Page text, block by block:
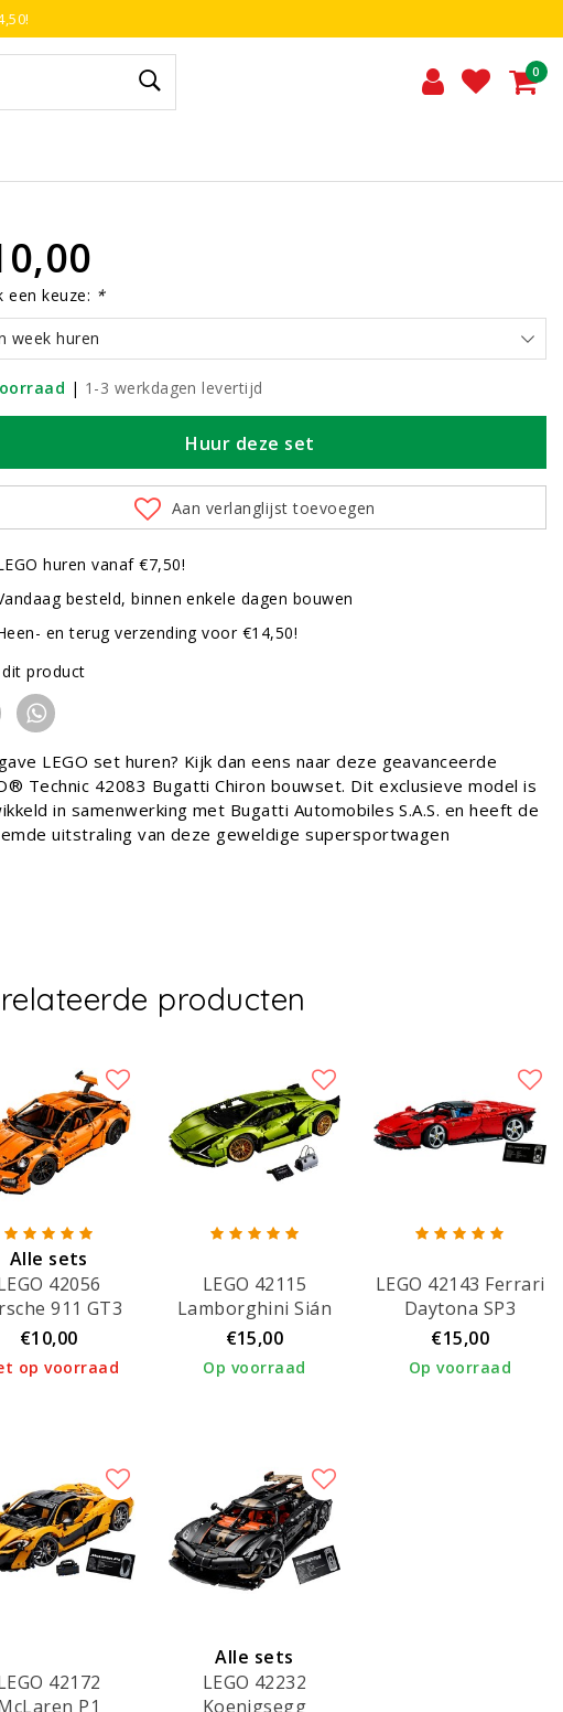
0
een keuze: *
week huren
| 1-3 werkdagen levertijd
Huur deze set
Aan verlanglijst toevoegen
huren vanaf €7,50!
besteld, binnen enkele dagen bouwen
en terug verzending voor €14,50!
product
LEGO set huren? Kijk dan eens naar deze geavanceerde
Technic 42083 Bugatti Chiron bouwset. Dit exclusieve model is
in samenwerking met Bugatti Automobiles S.A.S. en heeft de
uitstraling van deze geweldige supersportwagen
producten
Alle sets
verhuurd!
42056
911 GT3
RS
€10,00
op voorraad
LEGO 42115
Lamborghini Sián
FKP 37
€15,00
Op voorraad
LEGO 42143 Ferrari
Daytona SP3
€15,00
Op voorraad
42172
P1
Alle sets
verhuurd!
LEGO 42232
Koenigsegg